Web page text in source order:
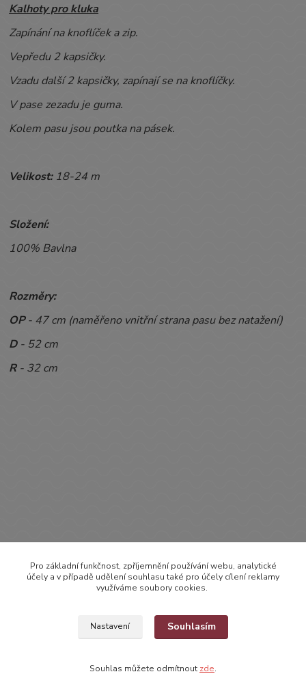
Kalhoty pro kluka
Zapínání na knoflíček a zip.
Vepředu 2 kapsičky.
Vzadu další 2 kapsičky, zapínají se na knoflíčky.
V pase zezadu je guma.
Kolem pasu jsou poutka na pásek.
Velikost:18-24 m
Složení:
100% Bavlna
Rozměry:
OP- 47 cm (naměřeno vnitřní strana pasu bez natažení)
D - 52 cm
R- 32 cm
OBLEČENÍ
Pro základní funkčnost, zpříjemnění používání webu, analytické
účely a v případě udělení souhlasu také pro účely cílení reklamy
využíváme soubory cookies.
Nastavení Souhlasím
Souhlas můžete odmítnout zde.